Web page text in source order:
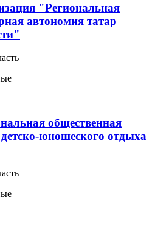
"Региональная
автономия татар
общественная
юношеского отдыха